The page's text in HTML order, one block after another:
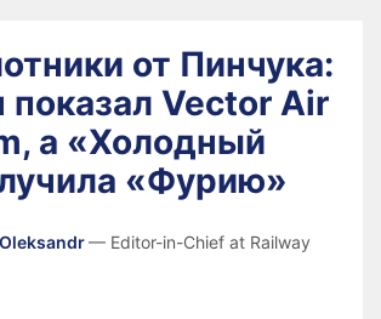
от Пинчука:
показал Vector Air
а «Холодный
«Фурию»
— Editor-in-Chief at Railway